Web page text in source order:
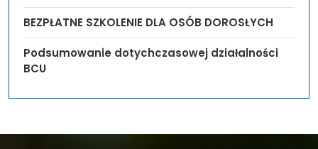
BEZPŁATNE SZKOLENIE DLA OSÓB DOROSŁYCH
Podsumowanie dotychczasowej działalności
BCU